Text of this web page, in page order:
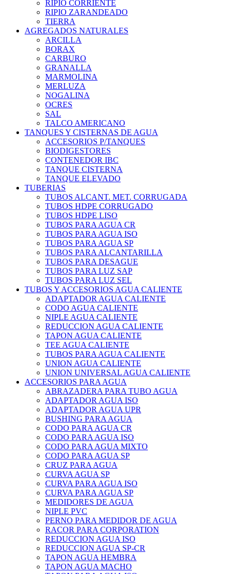
RIPIO CORRIENTE
RIPIO ZARANDEADO
TIERRA
AGREGADOS NATURALES
ARCILLA
BORAX
CARBURO
GRANALLA
MARMOLINA
MERLUZA
NOGALINA
OCRES
SAL
TALCO AMERICANO
TANQUES Y CISTERNAS DE AGUA
ACCESORIOS P/TANQUES
BIODIGESTORES
CONTENEDOR IBC
TANQUE CISTERNA
TANQUE ELEVADO
TUBERIAS
TUBOS ALCANT. MET. CORRUGADA
TUBOS HDPE CORRUGADO
TUBOS HDPE LISO
TUBOS PARA AGUA CR
TUBOS PARA AGUA ISO
TUBOS PARA AGUA SP
TUBOS PARA ALCANTARILLA
TUBOS PARA DESAGUE
TUBOS PARA LUZ SAP
TUBOS PARA LUZ SEL
TUBOS Y ACCESORIOS AGUA CALIENTE
ADAPTADOR AGUA CALIENTE
CODO AGUA CALIENTE
NIPLE AGUA CALIENTE
REDUCCION AGUA CALIENTE
TAPON AGUA CALIENTE
TEE AGUA CALIENTE
TUBOS PARA AGUA CALIENTE
UNION AGUA CALIENTE
UNION UNIVERSAL AGUA CALIENTE
ACCESORIOS PARA AGUA
ABRAZADERA PARA TUBO AGUA
ADAPTADOR AGUA ISO
ADAPTADOR AGUA UPR
BUSHING PARA AGUA
CODO PARA AGUA CR
CODO PARA AGUA ISO
CODO PARA AGUA MIXTO
CODO PARA AGUA SP
CRUZ PARA AGUA
CURVA AGUA SP
CURVA PARA AGUA ISO
CURVA PARA AGUA SP
MEDIDORES DE AGUA
NIPLE PVC
PERNO PARA MEDIDOR DE AGUA
RACOR PARA CORPORATION
REDUCCION AGUA ISO
REDUCCION AGUA SP-CR
TAPON AGUA HEMBRA
TAPON AGUA MACHO